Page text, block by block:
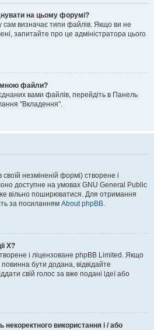
на цьому форумі?
сам визначає типи файлів. Якщо ви не
запитайте про це адміністратора цього
мною файли?
вами файлів, перейдіть в Панель
"Вкладення".
незміненій формі) створене і
доступне на умовах GNU General Public
вільно поширюватися. Для отримання
за посиланням About phpBB.
X?
і ліцензоване phpBB Limited. Якщо
бути додана, відвідайте
свій голос за вже подані ідеї або
некоректного використання і / або